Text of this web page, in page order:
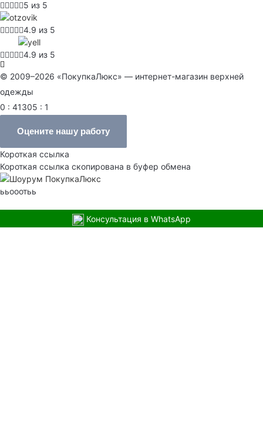
5 из 5
4.9 из 5
4.9 из 5
© 2009–2026 «ПокупкаЛюкс» — интернет-магазин верхней
одежды
0 : 41305 : 1
Оцените нашу работу
Короткая ссылка
Короткая ссылка скопирована в буфер обмена
ььооотьь
Консультация в WhatsApp